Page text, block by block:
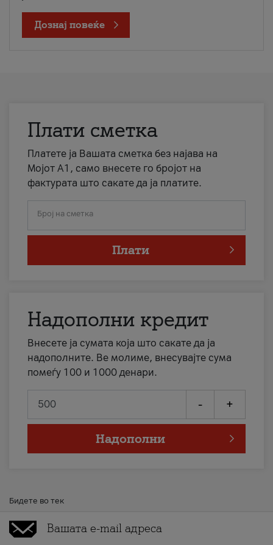
Дознај повеќе
Плати сметка
Платете ја Вашата сметка без најава на
Мојот А1, само внесете го бројот на
фактурата што сакате да ја платите.
Број на сметка
Плати
Надополни кредит
Внесете ја сумата која што сакате да ја
надополните. Ве молиме, внесувајте сума
помеѓу 100 и 1000 денари.
- +
Надополни
Бидете во тек